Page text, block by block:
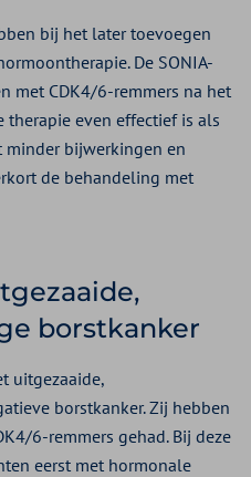
bij het later toevoegen
De SONIA-
met CDK4/6-remmers na het
even effectief is als
minder bijwerkingen en
de behandeling met
borstkanker
uitgezaaide,
borstkanker. Zij hebben
6-remmers gehad. Bij deze
eerst met hormonale